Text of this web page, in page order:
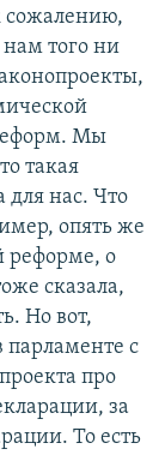
сожалению,
того ни
Мы
такая
для нас. Что
опять же
реформе, о
сказала,
Но вот,
парламенте с
про
за
То есть